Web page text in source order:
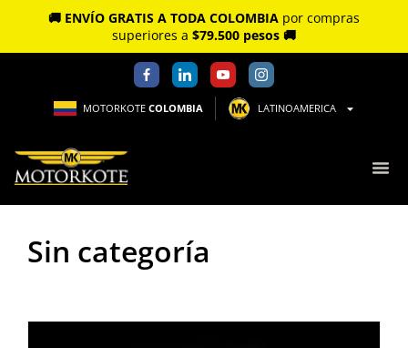
🚚 ENVÍO GRATIS A TODA COLOMBIA por compras
superiores a $79.500 pesos 🚚
MOTORKOTE COLOMBIA LATINOAMERICA
Sin categoría